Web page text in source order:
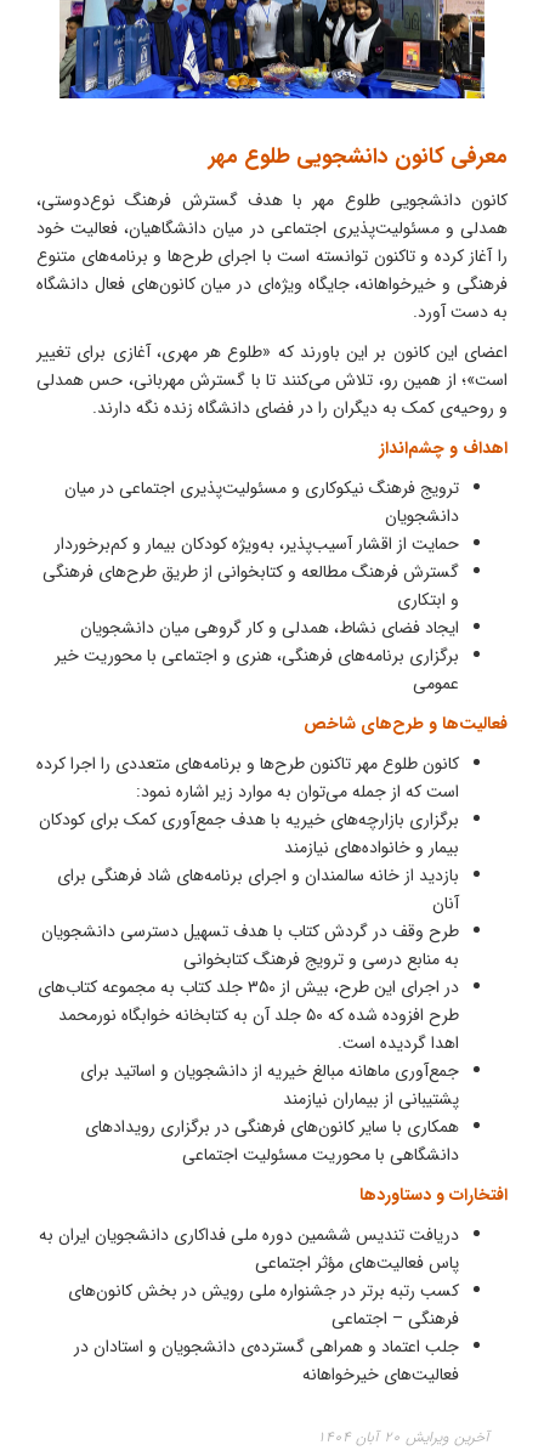
معرفی کانون دانشجویی طلوع مهر
کانون دانشجویی طلوع مهر با هدف گسترش فرهنگ نوع‌دوستی،
همدلی و مسئولیت‌پذیری اجتماعی در میان دانشگاهیان، فعالیت خود
را آغاز کرده و تاکنون توانسته است با اجرای طرح‌ها و برنامه‌های متنوع
فرهنگی و خیرخواهانه، جایگاه ویژه‌ای در میان کانون‌های فعال دانشگاه
به دست آورد.
اعضای این کانون بر این باورند که «طلوع هر مهری، آغازی برای تغییر
است»؛ از همین رو، تلاش می‌کنند تا با گسترش مهربانی، حس همدلی
و روحیه‌ی کمک به دیگران را در فضای دانشگاه زنده نگه دارند.
اهداف و چشم‌انداز
ترویج فرهنگ نیکوکاری و مسئولیت‌پذیری اجتماعی در میان
دانشجویان
حمایت از اقشار آسیب‌پذیر، به‌ویژه کودکان بیمار و کم‌برخوردار
گسترش فرهنگ مطالعه و کتابخوانی از طریق طرح‌های فرهنگی
و ابتکاری
ایجاد فضای نشاط، همدلی و کار گروهی میان دانشجویان
برگزاری برنامه‌های فرهنگی، هنری و اجتماعی با محوریت خیر
عمومی
فعالیت‌ها و طرح‌های شاخص
کانون طلوع مهر تاکنون طرح‌ها و برنامه‌های متعددی را اجرا کرده
است که از جمله می‌توان به موارد زیر اشاره نمود:
برگزاری بازارچه‌های خیریه با هدف جمع‌آوری کمک برای کودکان
بیمار و خانواده‌های نیازمند
بازدید از خانه سالمندان و اجرای برنامه‌های شاد فرهنگی برای
آنان
طرح وقف در گردش کتاب با هدف تسهیل دسترسی دانشجویان
به منابع درسی و ترویج فرهنگ کتابخوانی
در اجرای این طرح، بیش از ۳۵۰ جلد کتاب به مجموعه کتاب‌های
طرح افزوده شده که ۵۰ جلد آن به کتابخانه خوابگاه نورمحمد
اهدا گردیده است.
جمع‌آوری ماهانه مبالغ خیریه از دانشجویان و اساتید برای
پشتیبانی از بیماران نیازمند
همکاری با سایر کانون‌های فرهنگی در برگزاری رویدادهای
دانشگاهی با محوریت مسئولیت اجتماعی
افتخارات و دستاوردها
دریافت تندیس ششمین دوره ملی فداکاری دانشجویان ایران به
پاس فعالیت‌های مؤثر اجتماعی
کسب رتبه برتر در جشنواره ملی رویش در بخش کانون‌های
فرهنگی – اجتماعی
جلب اعتماد و همراهی گسترده‌ی دانشجویان و استادان در
فعالیت‌های خیرخواهانه
آخرین ویرایش ۲۰ آبان ۱۴۰۴